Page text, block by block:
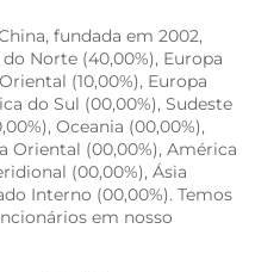
fundada em 2002,
Norte (40,00%), Europa
(10,00%), Europa
do Sul (00,00%), Sudeste
Oceania (00,00%),
Oriental (00,00%), América
(00,00%), Ásia
Interno (00,00%). Temos
em nosso